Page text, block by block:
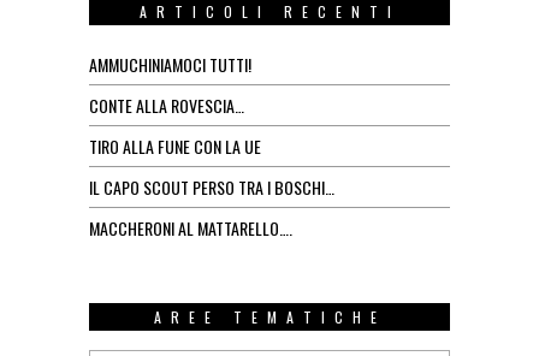
ARTICOLI RECENTI
AMMUCHINIAMOCI TUTTI!
CONTE ALLA ROVESCIA…
TIRO ALLA FUNE CON LA UE
IL CAPO SCOUT PERSO TRA I BOSCHI…
MACCHERONI AL MATTARELLO….
AREE TEMATICHE